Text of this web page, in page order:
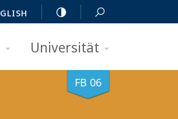
Universität
FB 06